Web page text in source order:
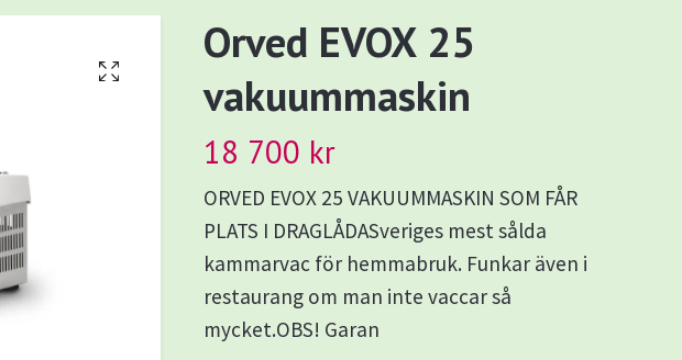
Orved EVOX 25
vakuummaskin
18 700 kr
ORVED EVOX 25 VAKUUMMASKIN SOM FÅR
PLATS I DRAGLÅDASveriges mest sålda
kammarvac för hemmabruk. Funkar även i
restaurang om man inte vaccar så
mycket.OBS! Garan